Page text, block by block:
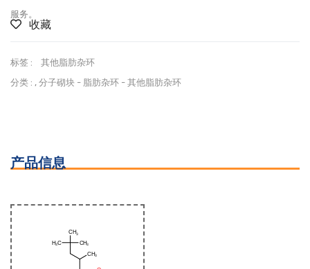
服务。
收藏
标签 :
其他脂肪杂环
分类 : , 分子砌块 - 脂肪杂环 - 其他脂肪杂环
产品信息